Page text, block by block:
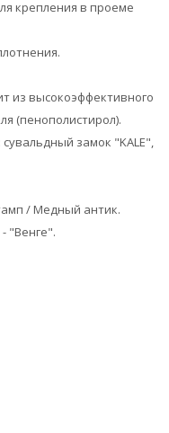
крепления в проеме
из высокоэффективного
(пенополистирол).
замок "KALE",
/ Медный антик.
"Венге".